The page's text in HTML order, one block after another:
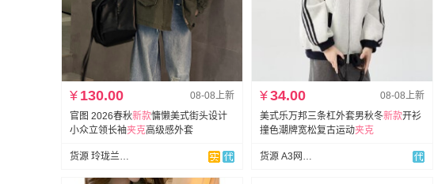
08-08上新
¥ 130.00
官图 2026春秋新款慵懒美式街头设计
小众立领长袖夹克高级感外套
货源 玲珑兰（全店现货）
08-08上新
¥34.00
美式乐万邦三条杠外套男秋冬新款开衫
撞色潮牌宽松复古运动夹克
货源 A3网批男装